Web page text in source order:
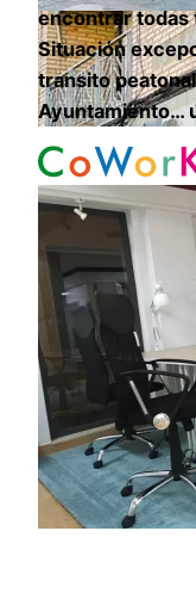
encontrar todas
Situación
transito
Ayuntamiento…